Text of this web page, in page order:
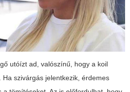
utóízt ad, valószínű, hogy a koil
szivárgás jelentkezik, érdemes